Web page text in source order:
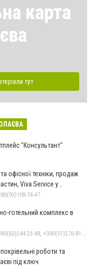
карта
тут
"Консультант"
офісної техніки, продаж
Viva Service у
74-47
готельний комплекс в
роботи та
під ключ